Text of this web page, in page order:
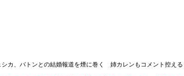
シカ、バトンとの結婚報道を煙に巻く 姉カレンもコメント控える